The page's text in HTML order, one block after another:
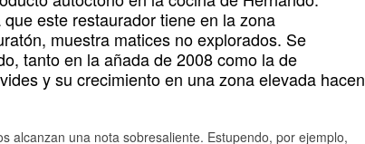
este restaurador tiene en la zona
muestra matices no explorados. Se
tanto en la añada de 2008 como la de
y su crecimiento en una zona elevada hacen
alcanzan una nota sobresaliente. Estupendo, por ejemplo,